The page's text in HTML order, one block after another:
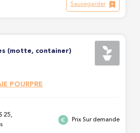
Sauvegarder
(motte, container)
POURPRE
25,
Prix Sur demande